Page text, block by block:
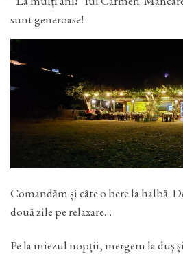
sunt generoase!
Comandăm și câte o bere la halbă.
două zile pe relaxare…
Pe la miezul nopții, mergem la duș